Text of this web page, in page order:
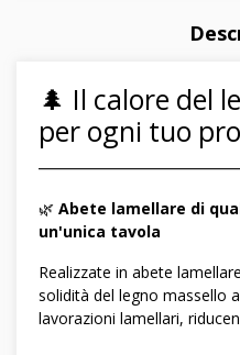
🌲 Il calore del
per ogni tuo
🌿 Abete lamellare di
un'unica tavola
Realizzate in abete
solidità del legno massello
lavorazioni lamellari,